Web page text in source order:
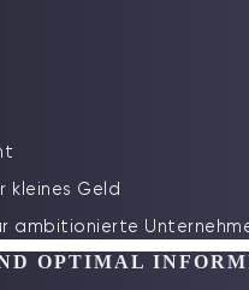
kleines Geld
ambitionierte
OPTIMAL